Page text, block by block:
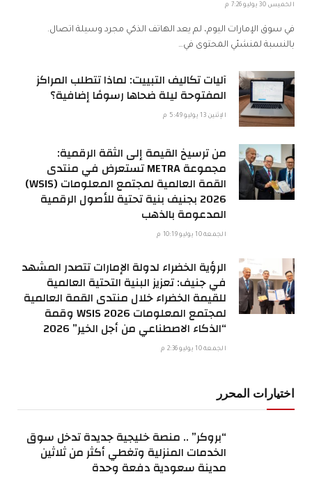
الخميس 30 يوليو 7:26 م
في سوق الإمارات اليوم، لم يعد الهاتف الذكي مجرد وسيلة اتصال.
بالنسبة لمنشئي المحتوى في…
آليات تكاليف التبييت: لماذا تتطلب المراكز
المفتوحة ليلة ضحاها رسومًا إضافية؟
الإثنين 13 يوليو 5:49 م
من ترسيخ القيمة إلى الثقة الرقمية:
مجموعة METRA تستعرض في منتدى
القمة العالمية لمجتمع المعلومات (WSIS)
2026 بجنيف بنية تحتية للأصول الرقمية
المدعومة بالذهب
الجمعة 10 يوليو 10:19 م
الرؤية الخضراء لدولة الإمارات تتصدر المشهد
في جنيف: تعزيز البنية التحتية العالمية
للقيمة الخضراء خلال منتدى القمة العالمية
لمجتمع المعلومات WSIS 2026 وقمة
“الذكاء الاصطناعي من أجل الخير” 2026
الجمعة 10 يوليو 2:36 م
اختيارات المحرر
“بروكر” .. منصة خليجية جديدة تدخل سوق
الخدمات المنزلية وتغطي أكثر من ثلاثين
مدينة سعودية دفعة وحدة